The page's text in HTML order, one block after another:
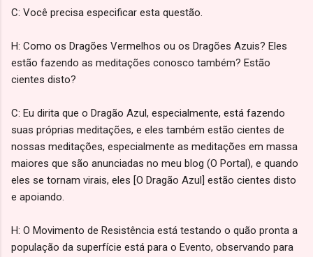
C: Você precisa especificar esta questão.
H: Como os Dragões Vermelhos ou os Dragões Azuis? Eles
estão fazendo as meditações conosco também? Estão
cientes disto?
C: Eu dirita que o Dragão Azul, especialmente, está fazendo
suas próprias meditações, e eles também estão cientes de
nossas meditações, especialmente as meditações em massa
maiores que são anunciadas no meu blog (O Portal), e quando
eles se tornam virais, eles [O Dragão Azul] estão cientes disto
e apoiando.
H: O Movimento de Resistência está testando o quão pronta a
população da superfície está para o Evento, observando para